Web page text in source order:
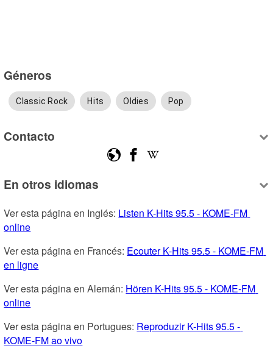
Géneros
Classic Rock Hits Oldies Pop
Contacto
En otros idiomas
Ver esta página en Inglés: Listen K-Hits 95.5 - KOME-FM
online
Ver esta página en Francés: Ecouter K-Hits 95.5 - KOME-FM
en ligne
Ver esta página en Alemán: Hören K-Hits 95.5 - KOME-FM
online
Ver esta página en Portugues: Reproduzir K-Hits 95.5 -
KOME-FM ao vivo